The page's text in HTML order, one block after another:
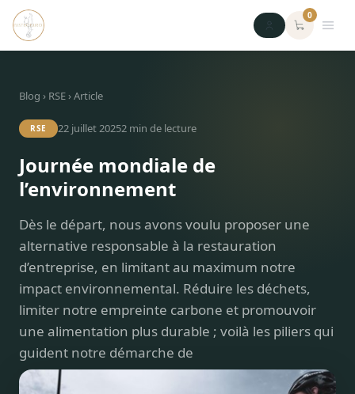
0
Blog › RSE› Article
RSE 22 juillet 20252min de lecture
Journée mondiale de
l’environnement
Dès le départ, nous avons voulu proposer une
alternative responsable à la restauration
d’entreprise, en limitant au maximum notre
impact environnemental. Réduire les déchets,
limiter notre empreinte carbone et promouvoir
une alimentation plus durable ; voilà les piliers qui
guident notre démarche de